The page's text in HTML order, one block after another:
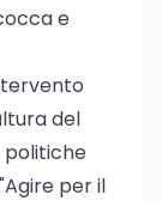
e
del
politiche
per il